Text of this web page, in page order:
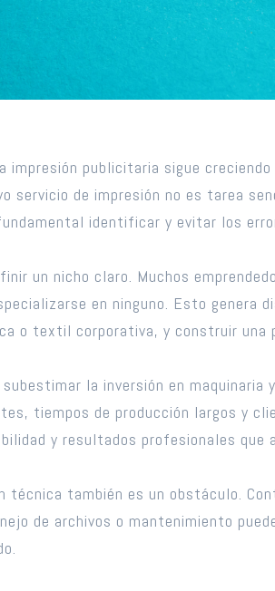
publicitaria sigue
servicio de impresión no es tarea
identificar y evitar los
un nicho claro. Muchos
en ninguno. Esto genera
o textil corporativa, y construir una
la inversión en
tiempos de producción largos y
y resultados profesionales que
también es un obstáculo.
de archivos o mantenimiento